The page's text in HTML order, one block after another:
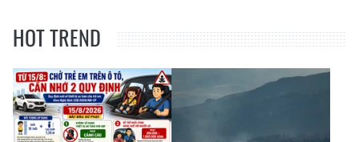
HOT TREND